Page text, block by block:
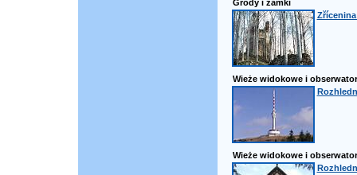
Grody i zamki
Wieże widokowe i
Wieże widokowe i